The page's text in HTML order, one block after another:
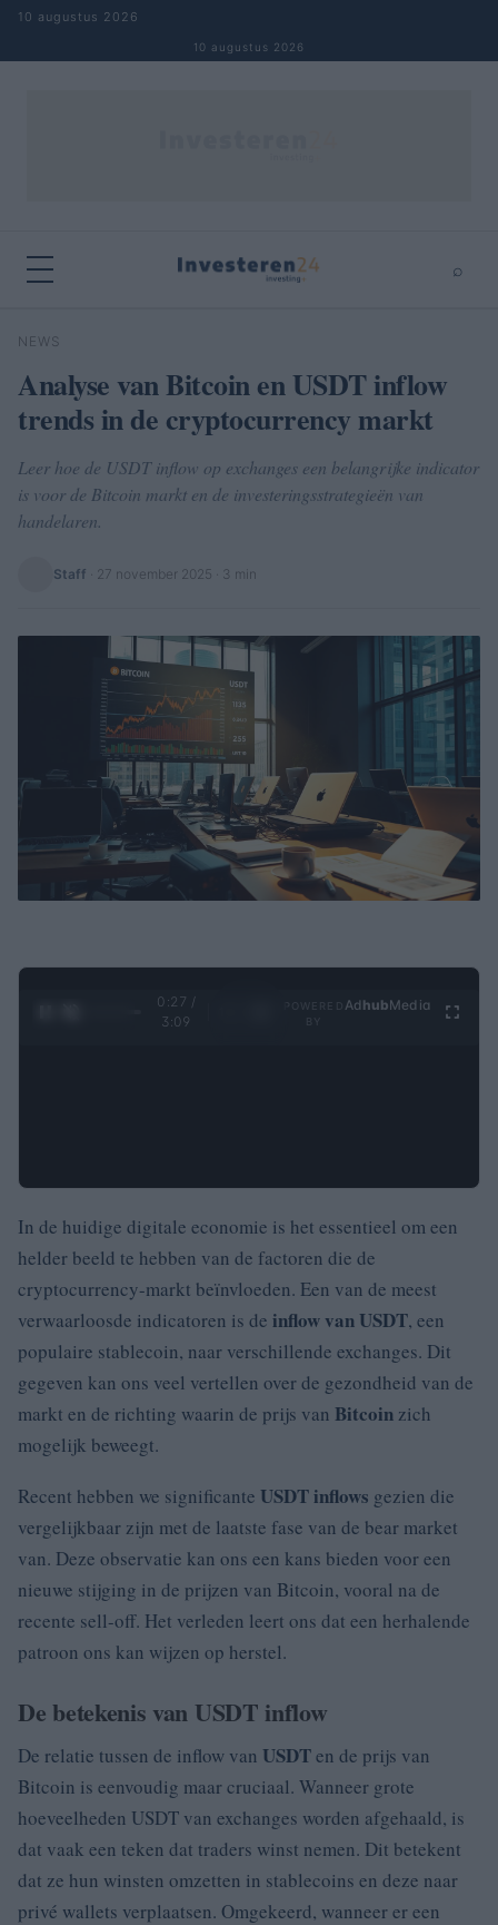
Naar inhoud springen
10 augustus 2026
10 augustus 2026
⌕
Zoeken
NEWS
Analyse van Bitcoin en USDT inflow
trends in de cryptocurrency markt
Leer hoe de USDT inflow op exchanges een belangrijke indicator
is voor de Bitcoin markt en de investeringsstrategieën van
handelaren.
Staff 27 november 2025 · 3 min
0:28 /
3:09
Ad hubMedia
In de huidige digitale economie is het essentieel om een
helder beeld te hebben van de factoren die de
cryptocurrency-markt beïnvloeden. Een van de meest
verwaarloosde indicatoren is de inflow van USDT, een
populaire stablecoin, naar verschillende exchanges. Dit
gegeven kan ons veel vertellen over de gezondheid van de
markt en de richting waarin de prijs van Bitcoin zich
mogelijk beweegt.
Recent hebben we significante USDT inflows gezien die
vergelijkbaar zijn met de laatste fase van de bear market
van. Deze observatie kan ons een kans bieden voor een
nieuwe stijging in de prijzen van Bitcoin, vooral na de
recente sell-off. Het verleden leert ons dat een herhalende
patroon ons kan wijzen op herstel.
De betekenis van USDT inflow
De relatie tussen de inflow van USDTen de prijs van
Bitcoin is eenvoudig maar cruciaal. Wanneer grote
hoeveelheden USDT van exchanges worden afgehaald, is
dat vaak een teken dat traders winst nemen. Dit betekent
dat ze hun winsten omzetten in stablecoins en deze naar
privé wallets verplaatsen. Omgekeerd, wanneer er een